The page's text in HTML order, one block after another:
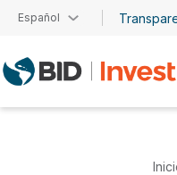
Pasar al contenido
Español